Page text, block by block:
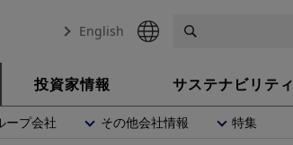
English
投資家情報 サステナビリティ
ープ会社 その他会社情報
特集